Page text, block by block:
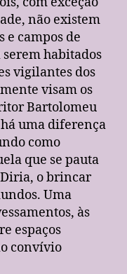
não existem
e campos de
habitados
vigilantes dos
visam os
Bartolomeu
há uma diferença
como
que se pauta
o brincar
Uma
às
espaços
convívio